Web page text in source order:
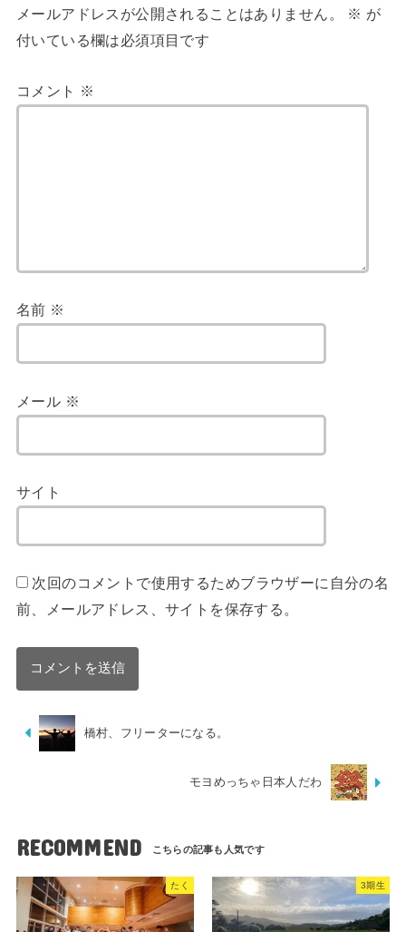
メールアドレスが公開されることはありません。 ※ が
付いている欄は必須項目です
コメント ※
名前 ※
メール ※
サイト
次回のコメントで使用するためブラウザーに自分の名
前、メールアドレス、サイトを保存する。
橋村、フリーターになる。
モヨめっちゃ日本人だわ
RECOMMEND
たく 3期生